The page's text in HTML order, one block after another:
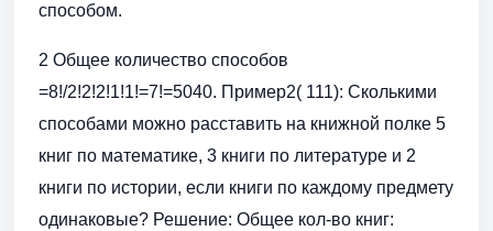
способом.
2 Общее количество способов
=8!/2!2!2!1!1!=7!=5040. Пример2( 111): Сколькими
способами можно расставить на книжной полке 5
книг по математике, 3 книги по литературе и 2
книги по истории, если книги по каждому предмету
одинаковые? Решение: Общее кол-во книг: